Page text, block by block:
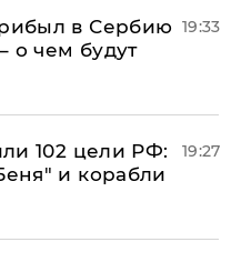
в Сербию
о чем будут
19:33
102 цели РФ:
и корабли
19:27